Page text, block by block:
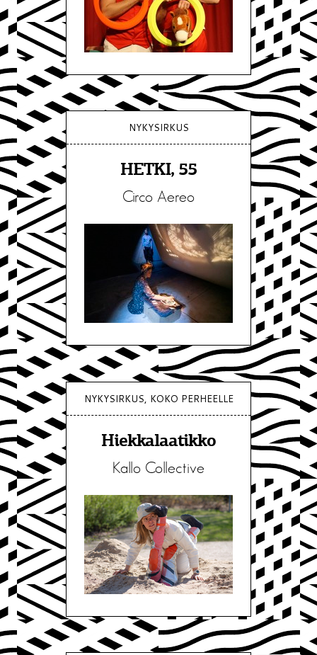
NYKYSIRKUS
HETKI, 55
Circo Aereo
NYKYSIRKUS, KOKO PERHEELLE
Hiekkalaatikko
Kallo Collective